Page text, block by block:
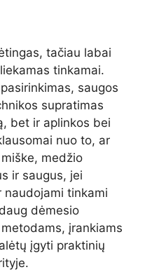
tačiau labai
tinkamai.
saugos
supratimas
bet ir aplinkos bei
nuo to, ar
medžio
ir saugus, jei
naudojami tinkami
dėmesio
įrankiams
įgyti praktinių